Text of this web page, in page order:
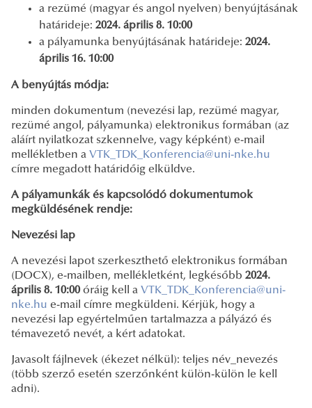
a rezümé (magyar és angol nyelven) benyújtásának
határideje: 2024. április 8. 10:00
a pályamunka benyújtásának határideje: 2024.
április 16. 10:00
A benyújtás módja:
minden dokumentum (nevezési lap, rezümé magyar,
rezümé angol, pályamunka) elektronikus formában (az
aláírt nyilatkozat szkennelve, vagy képként) e-mail
mellékletben a VTK_TDK_Konferencia@uni-nke.hu
címre megadott határidőig elküldve.
A pályamunkák és kapcsolódó dokumentumok
megküldésének rendje:
Nevezési lap
A nevezési lapot szerkeszthető elektronikus formában
(DOCX), e-mailben, mellékletként, legkésőbb 2024.
április 8. 10:00óráig kell a VTK_TDK_Konferencia@uni-
nke.hu e-mail címre megküldeni. Kérjük, hogy a
nevezési lap egyértelműen tartalmazza a pályázó és
témavezető nevét, a kért adatokat.
Javasolt fájlnevek (ékezet nélkül): teljes név_nevezés
(több szerző esetén szerzőnként külön-külön le kell
adni).